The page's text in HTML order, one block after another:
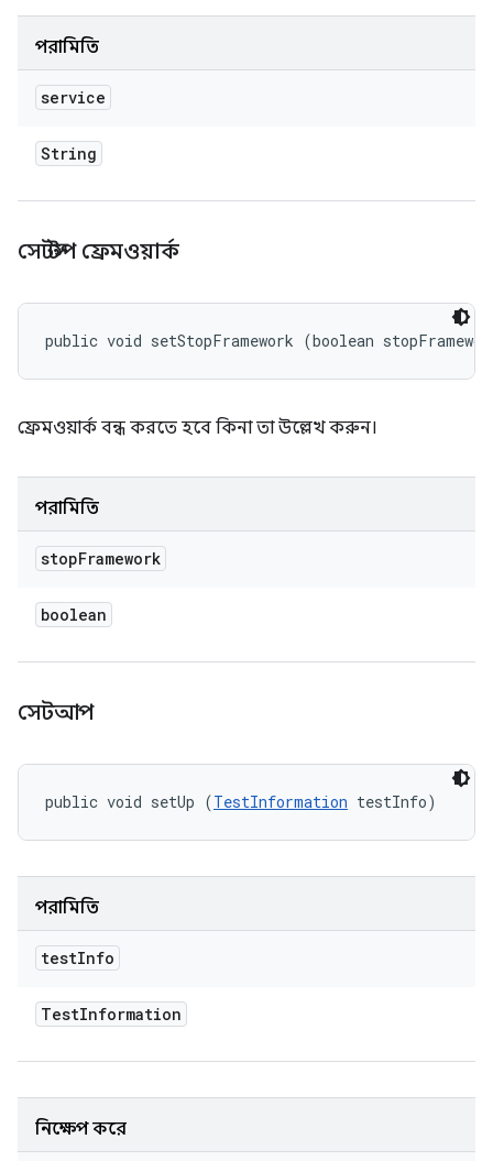
পরামিতি
service
String
সেটস্টপ ফ্রেমওয়ার্ক
public void setStopFramework (boolean
ফ্রেমওয়ার্ক বন্ধ করতে হবে কিনা তা উল্লেখ করুন।
পরামিতি
stopFramework
boolean
সেটআপ
public void setUp (TestInformation testInfo)
পরামিতি
testInfo
TestInformation
নিক্ষেপ করে